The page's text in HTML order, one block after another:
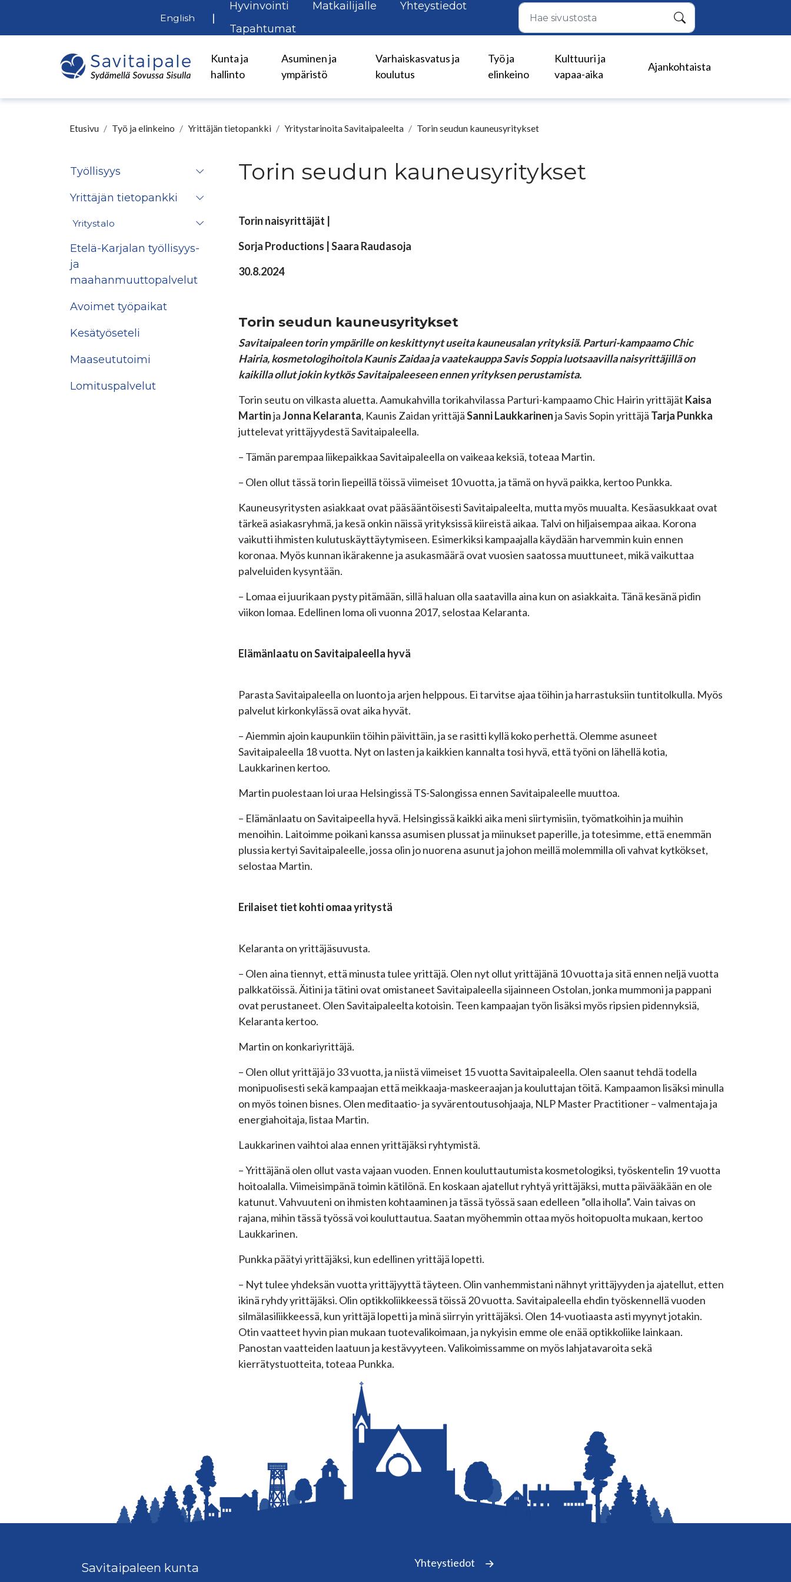
English |
Hyvinvointi Matkailijalle
Yhteystiedot
Tapahtumat
Hae
Kunta ja
hallinto
Asuminen ja
ympäristö
Varhaiskasvatus ja
koulutus
Työ ja
elinkeino
Kulttuuri ja
vapaa-aika
Ajankohtaista
Etusivu Työ ja elinkeino Yrittäjän tietopankki Yritystarinoita Savitaipaleelta Torin seudun kauneusyritykset
Työllisyys
Yrittäjän tietopankki
Yritystalo
Etelä-Karjalan työllisyys-
ja
maahanmuuttopalvelut
Avoimet työpaikat
Kesätyöseteli
Maaseututoimi
Lomituspalvelut
Torin seudun kauneusyritykset
Torin naisyrittäjät |
Sorja Productions | Saara Raudasoja
30.8.2024
Torin seudun kauneusyritykset
Savitaipaleen torin ympärille on keskittynyt useita kauneusalan yrityksiä. Parturi-kampaamo Chic
Hairia, kosmetologihoitola Kaunis Zaidaa ja vaatekauppa Savis Soppia luotsaavilla naisyrittäjillä on
kaikilla ollut jokin kytkös Savitaipaleeseen ennen yrityksen perustamista.
Torin seutu on vilkasta aluetta. Aamukahvilla torikahvilassa Parturi-kampaamo Chic Hairin yrittäjät Kaisa
MartinjaJonna Kelaranta, Kaunis Zaidan yrittäjäSanni Laukkarinenja Savis Sopin yrittäjä Tarja Punkka
juttelevat yrittäjyydestä Savitaipaleella.
– Tämän parempaa liikepaikkaa Savitaipaleella on vaikeaa keksiä, toteaa Martin.
– Olen ollut tässä torin liepeillä töissä viimeiset 10 vuotta, ja tämä on hyvä paikka, kertoo Punkka.
Kauneusyritysten asiakkaat ovat pääsääntöisesti Savitaipaleelta, mutta myös muualta. Kesäasukkaat ovat
tärkeä asiakasryhmä, ja kesä onkin näissä yrityksissä kiireistä aikaa. Talvi on hiljaisempaa aikaa. Korona
vaikutti ihmisten kulutuskäyttäytymiseen. Esimerkiksi kampaajalla käydään harvemmin kuin ennen
koronaa. Myös kunnan ikärakenne ja asukasmäärä ovat vuosien saatossa muuttuneet, mikä vaikuttaa
palveluiden kysyntään.
– Lomaa ei juurikaan pysty pitämään, sillä haluan olla saatavilla aina kun on asiakkaita. Tänä kesänä pidin
viikon lomaa. Edellinen loma oli vuonna 2017, selostaa Kelaranta.
Elämänlaatu on Savitaipaleella hyvä
Parasta Savitaipaleella on luonto ja arjen helppous. Ei tarvitse ajaa töihin ja harrastuksiin tuntitolkulla. Myös
palvelut kirkonkylässä ovat aika hyvät.
– Aiemmin ajoin kaupunkiin töihin päivittäin, ja se rasitti kyllä koko perhettä. Olemme asuneet
Savitaipaleella 18 vuotta. Nyt on lasten ja kaikkien kannalta tosi hyvä, että työni on lähellä kotia,
Laukkarinen kertoo.
Martin puolestaan loi uraa Helsingissä TS-Salongissa ennen Savitaipaleelle muuttoa.
– Elämänlaatu on Savitaipeella hyvä. Helsingissä kaikki aika meni siirtymisiin, työmatkoihin ja muihin
menoihin. Laitoimme poikani kanssa asumisen plussat ja miinukset paperille, ja totesimme, että enemmän
plussia kertyi Savitaipaleelle, jossa olin jo nuorena asunut ja johon meillä molemmilla oli vahvat kytkökset,
selostaa Martin.
Erilaiset tiet kohti omaa yritystä
Kelaranta on yrittäjäsuvusta.
– Olen aina tiennyt, että minusta tulee yrittäjä. Olen nyt ollut yrittäjänä 10 vuotta ja sitä ennen neljä vuotta
palkkatöissä. Äitini ja tätini ovat omistaneet Savitaipaleella sijainneen Ostolan, jonka mummoni ja pappani
ovat perustaneet. Olen Savitaipaleelta kotoisin. Teen kampaajan työn lisäksi myös ripsien pidennyksiä,
Kelaranta kertoo.
Martin on konkariyrittäjä.
– Olen ollut yrittäjä jo 33 vuotta, ja niistä viimeiset 15 vuotta Savitaipaleella. Olen saanut tehdä todella
monipuolisesti sekä kampaajan että meikkaaja-maskeeraajan ja kouluttajan töitä. Kampaamon lisäksi minulla
on myös toinen bisnes. Olen meditaatio- ja syvärentoutusohjaaja, NLP Master Practitioner – valmentaja ja
energiahoitaja, listaa Martin.
Laukkarinen vaihtoi alaa ennen yrittäjäksi ryhtymistä.
– Yrittäjänä olen ollut vasta vajaan vuoden. Ennen kouluttautumista kosmetologiksi, työskentelin 19 vuotta
hoitoalalla. Viimeisimpänä toimin kätilönä. En koskaan ajatellut ryhtyä yrittäjäksi, mutta päivääkään en ole
katunut. Vahvuuteni on ihmisten kohtaaminen ja tässä työssä saan edelleen ”olla iholla”. Vain taivas on
rajana, mihin tässä työssä voi kouluttautua. Saatan myöhemmin ottaa myös hoitopuolta mukaan, kertoo
Laukkarinen.
Punkka päätyi yrittäjäksi, kun edellinen yrittäjä lopetti.
– Nyt tulee yhdeksän vuotta yrittäjyyttä täyteen. Olin vanhemmistani nähnyt yrittäjyyden ja ajatellut, etten
ikinä ryhdy yrittäjäksi. Olin optikkoliikkeessä töissä 20 vuotta. Savitaipaleella ehdin työskennellä vuoden
silmälasiliikkeessä, kun yrittäjä lopetti ja minä siirryin yrittäjäksi. Olen 14-vuotiaasta asti myynyt jotakin.
Otin vaatteet hyvin pian mukaan tuotevalikoimaan, ja nykyisin emme ole enää optikkoliike lainkaan.
Panostan vaatteiden laatuun ja kestävyyteen. Valikoimissamme on myös lahjatavaroita sekä
kierrätystuotteita, toteaa Punkka.
Savitaipaleen kunta
Yhteystiedot